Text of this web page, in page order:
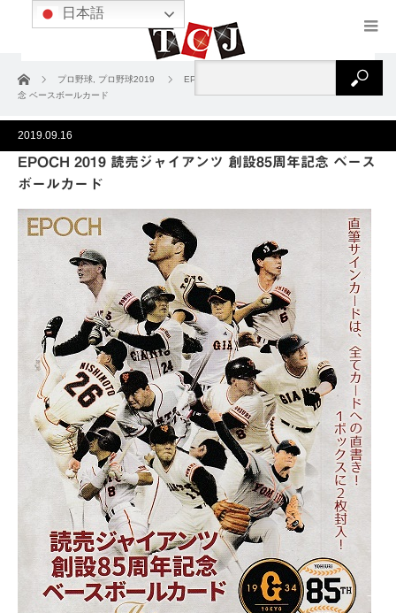
ホーム プロ野球 プロ野球2019
EPOCH 2019 読売ジャイアンツ 創設85周年記
念 ベースボールカード
2019.09.16
EPOCH 2019 読売ジャイアンツ 創設85周年記念 ベース
ボールカード
日本語